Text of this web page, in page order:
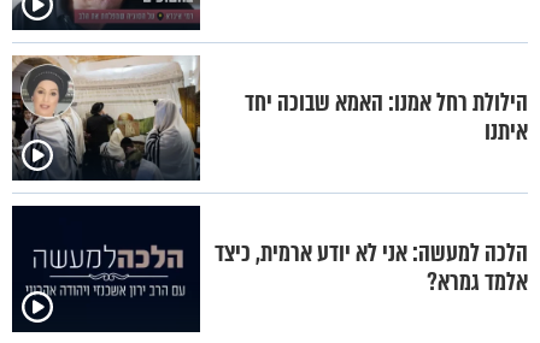
הילולת רחל אמנו: האמא שבוכה יחד
איתנו
הלכה למעשה: אני לא יודע ארמית, כיצד
אלמד גמרא?